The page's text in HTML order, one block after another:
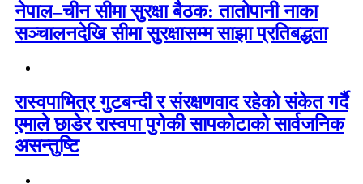
नेपाल–चीन सीमा सुरक्षा बैठक: तातोपानी नाका
सञ्चालनदेखि सीमा सुरक्षासम्म साझा प्रतिबद्धता
रास्वपाभित्र गुटबन्दी र संरक्षणवाद रहेको संकेत गर्दै
एमाले छाडेर रास्वपा पुगेकी सापकोटाको सार्वजनिक
असन्तुष्टि